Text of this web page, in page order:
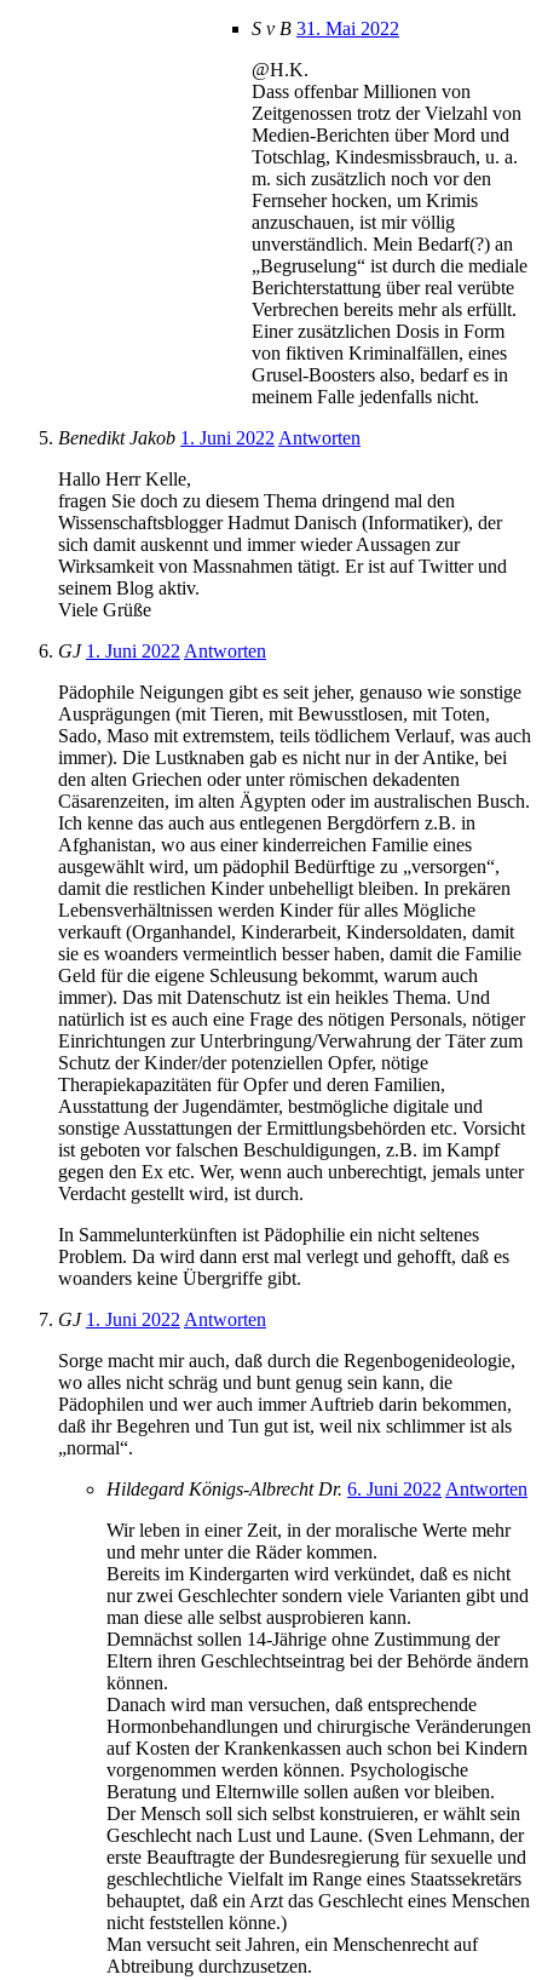
S v B 31. Mai 2022
@H.K.
Dass offenbar Millionen von
Zeitgenossen trotz der Vielzahl von
Medien-Berichten über Mord und
Totschlag, Kindesmissbrauch, u. a.
m. sich zusätzlich noch vor den
Fernseher hocken, um Krimis
anzuschauen, ist mir völlig
unverständlich. Mein Bedarf(?) an
„Begruselung“ ist durch die mediale
Berichterstattung über real verübte
Verbrechen bereits mehr als erfüllt.
Einer zusätzlichen Dosis in Form
von fiktiven Kriminalfällen, eines
Grusel-Boosters also, bedarf es in
meinem Falle jedenfalls nicht.
Benedikt Jakob 1. Juni 2022 Antworten
Hallo Herr Kelle,
fragen Sie doch zu diesem Thema dringend mal den
Wissenschaftsblogger Hadmut Danisch (Informatiker), der
sich damit auskennt und immer wieder Aussagen zur
Wirksamkeit von Massnahmen tätigt. Er ist auf Twitter und
seinem Blog aktiv.
Viele Grüße
GJ 1. Juni 2022 Antworten
Pädophile Neigungen gibt es seit jeher, genauso wie sonstige
Ausprägungen (mit Tieren, mit Bewusstlosen, mit Toten,
Sado, Maso mit extremstem, teils tödlichem Verlauf, was auch
immer). Die Lustknaben gab es nicht nur in der Antike, bei
den alten Griechen oder unter römischen dekadenten
Cäsarenzeiten, im alten Ägypten oder im australischen Busch.
Ich kenne das auch aus entlegenen Bergdörfern z.B. in
Afghanistan, wo aus einer kinderreichen Familie eines
ausgewählt wird, um pädophil Bedürftige zu „versorgen“,
damit die restlichen Kinder unbehelligt bleiben. In prekären
Lebensverhältnissen werden Kinder für alles Mögliche
verkauft (Organhandel, Kinderarbeit, Kindersoldaten, damit
sie es woanders vermeintlich besser haben, damit die Familie
Geld für die eigene Schleusung bekommt, warum auch
immer). Das mit Datenschutz ist ein heikles Thema. Und
natürlich ist es auch eine Frage des nötigen Personals, nötiger
Einrichtungen zur Unterbringung/Verwahrung der Täter zum
Schutz der Kinder/der potenziellen Opfer, nötige
Therapiekapazitäten für Opfer und deren Familien,
Ausstattung der Jugendämter, bestmögliche digitale und
sonstige Ausstattungen der Ermittlungsbehörden etc. Vorsicht
ist geboten vor falschen Beschuldigungen, z.B. im Kampf
gegen den Ex etc. Wer, wenn auch unberechtigt, jemals unter
Verdacht gestellt wird, ist durch.
In Sammelunterkünften ist Pädophilie ein nicht seltenes
Problem. Da wird dann erst mal verlegt und gehofft, daß es
woanders keine Übergriffe gibt.
GJ 1. Juni 2022 Antworten
Sorge macht mir auch, daß durch die Regenbogenideologie,
wo alles nicht schräg und bunt genug sein kann, die
Pädophilen und wer auch immer Auftrieb darin bekommen,
daß ihr Begehren und Tun gut ist, weil nix schlimmer ist als
„normal“.
Hildegard Königs-Albrecht Dr. 6. Juni 2022 Antworten
Wir leben in einer Zeit, in der moralische Werte mehr
und mehr unter die Räder kommen.
Bereits im Kindergarten wird verkündet, daß es nicht
nur zwei Geschlechter sondern viele Varianten gibt und
man diese alle selbst ausprobieren kann.
Demnächst sollen 14-Jährige ohne Zustimmung der
Eltern ihren Geschlechtseintrag bei der Behörde ändern
können.
Danach wird man versuchen, daß entsprechende
Hormonbehandlungen und chirurgische Veränderungen
auf Kosten der Krankenkassen auch schon bei Kindern
vorgenommen werden können. Psychologische
Beratung und Elternwille sollen außen vor bleiben.
Der Mensch soll sich selbst konstruieren, er wählt sein
Geschlecht nach Lust und Laune. (Sven Lehmann, der
erste Beauftragte der Bundesregierung für sexuelle und
geschlechtliche Vielfalt im Range eines Staatssekretärs
behauptet, daß ein Arzt das Geschlecht eines Menschen
nicht feststellen könne.)
Man versucht seit Jahren, ein Menschenrecht auf
Abtreibung durchzusetzen.